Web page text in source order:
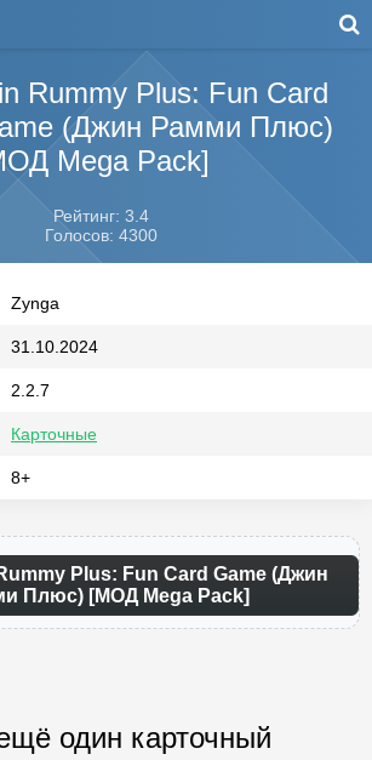
Rummy Plus: Fun Card
(Джин Рамми Плюс)
Mega Pack]
Рейтинг: 3.4
Голосов: 4300
Zynga
31.10.2024
2.2.7
Карточные
8+
Plus: Fun Card Game (Джин
Плюс) [МОД Mega Pack]
один карточный